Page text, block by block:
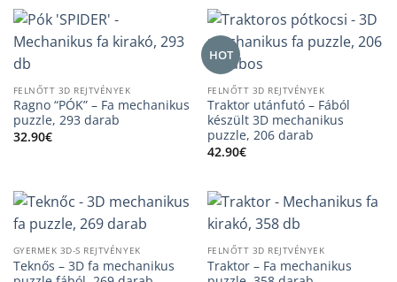
FELNŐTT 3D REJTVÉNYEK
Ragno “PÓK” – Fa mechanikus
puzzle, 293 darab
32.90€
HOT
FELNŐTT 3D REJTVÉNYEK
Traktor utánfutó – Fából
készült 3D mechanikus
puzzle, 206 darab
42.90€
GYERMEK 3D-S REJTVÉNYEK
Teknős – 3D fa mechanikus
FELNŐTT 3D REJTVÉNYEK
Traktor – Fa mechanikus